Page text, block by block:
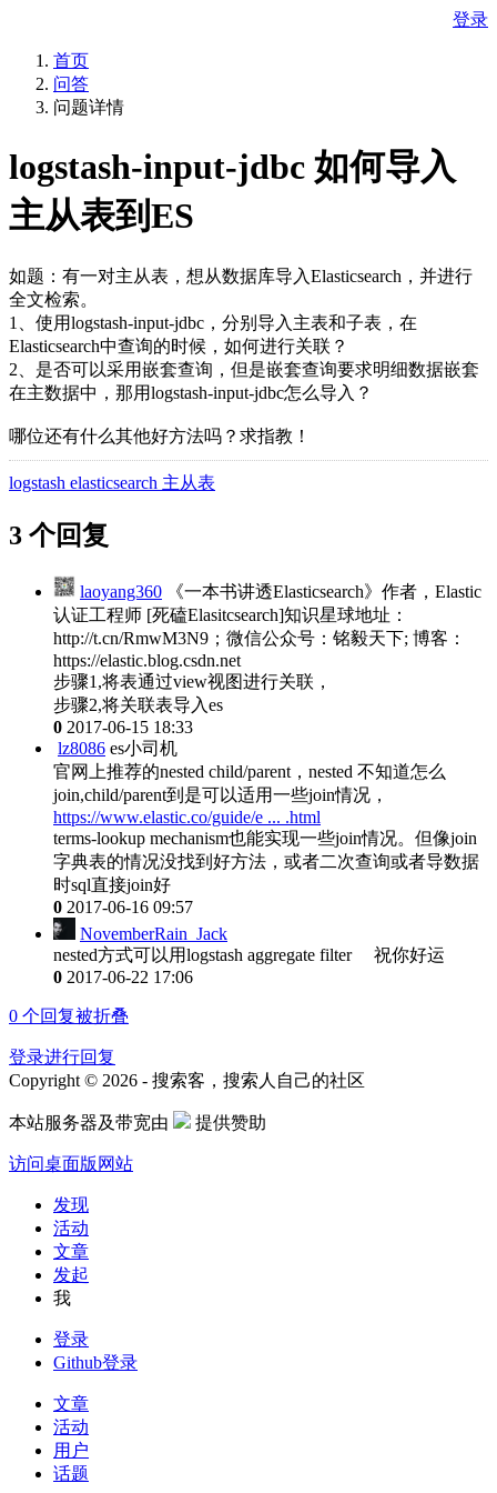
登录
首页
问答
问题详情
logstash-input-jdbc 如何导入
主从表到ES
如题：有一对主从表，想从数据库导入Elasticsearch，并进行
全文检索。
1、使用logstash-input-jdbc，分别导入主表和子表，在
Elasticsearch中查询的时候，如何进行关联？
2、是否可以采用嵌套查询，但是嵌套查询要求明细数据嵌套
在主数据中，那用logstash-input-jdbc怎么导入？
哪位还有什么其他好方法吗？求指教！
logstash elasticsearch 主从表
3 个回复
laoyang360
《一本书讲透Elasticsearch》作者，Elastic
认证工程师 [死磕Elasitcsearch]知识星球地址：
http://t.cn/RmwM3N9；微信公众号：铭毅天下; 博客：
https://elastic.blog.csdn.net
步骤1,将表通过view视图进行关联，
步骤2,将关联表导入es
0 2017-06-15 18:33
lz8086 es小司机
官网上推荐的nested child/parent，nested 不知道怎么
join,child/parent到是可以适用一些join情况，
https://www.elastic.co/guide/e ... .html
terms-lookup mechanism也能实现一些join情况。但像join
字典表的情况没找到好方法，或者二次查询或者导数据
时sql直接join好
0 2017-06-16 09:57
NovemberRain_Jack
nested方式可以用logstash aggregate filter 祝你好运
0 2017-06-22 17:06
0 个回复被折叠
登录进行回复
Copyright © 2026 - 搜索客，搜索人自己的社区
本站服务器及带宽由 提供赞助
访问桌面版网站
发现
活动
文章
发起
我
登录
Github登录
文章
活动
用户
话题